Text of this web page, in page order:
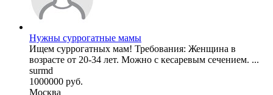
Нужны суррогатные мамы
Ищем суррогатных мам! Требования: Женщина в
возрасте от 20-34 лет. Можно с кесаревым сечением. ...
surmd
1000000 руб.
Москва